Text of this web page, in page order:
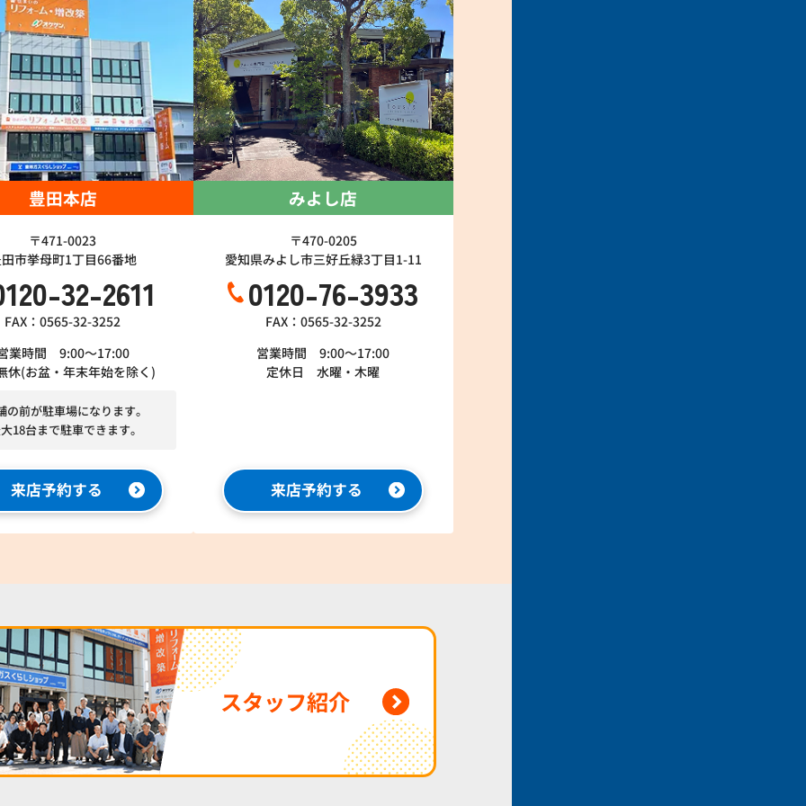
豊田本店
〒471-0023
市挙母町1丁目66番地
32-2611
FAX：0565-32-3252
業時間 9:00～17:00
休(お盆・年末年始を除く)
の前が駐車場になります。
18台まで駐車できます。
来店予約する
みよし店
〒470-0205
愛知県みよし市三好丘緑3丁目1-11
0120-76-3933
FAX：0565-32-3252
営業時間 9:00～17:00
定休日 水曜・木曜
来店予約する
スタッフ紹介